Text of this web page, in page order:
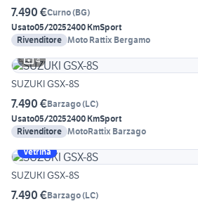
7.490 €Curno(BG)
Usato05/20252400 KmSport
Rivenditore Moto Rattix Bergamo
4
SUZUKI GSX-8S
7.490 €Barzago(LC)
Usato05/20252400 KmSport
Rivenditore MotoRattix Barzago
Vetrina
SUZUKI GSX-8S
7.490 €Barzago(LC)